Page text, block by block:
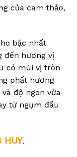
của cam thảo,
bậc nhất
đến hương vị
có mùi vị tròn
phất hương
độ ngon vừa
từ ngụm đầu
HUY.